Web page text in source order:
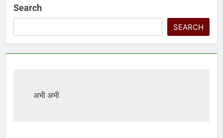
Search
SEARCH
अभी अभी